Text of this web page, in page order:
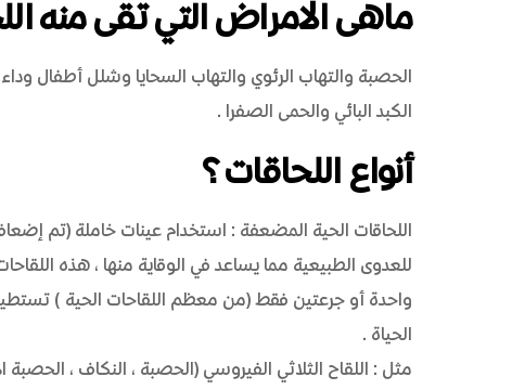
ماهى الامراض التي تقى منه
الحصبة والتهاب الرئوي والتهاب السحايا وشلل أطفال وداء
الكبد البائي والحمى الصفرا.
أنواع اللحاقات؟
اللحاقات الحية المضعفة: استخدام عينات خاملة (تم
للعدوى الطبيعية مما يساعد في الوقاية منها، هذه
واحدة أو جرعتين فقط (من معظم اللقاحات الحية)
الحياة.
مثل: اللقاح الثلاثي الفيروسي (الحصبة، النكاف، الحصبة